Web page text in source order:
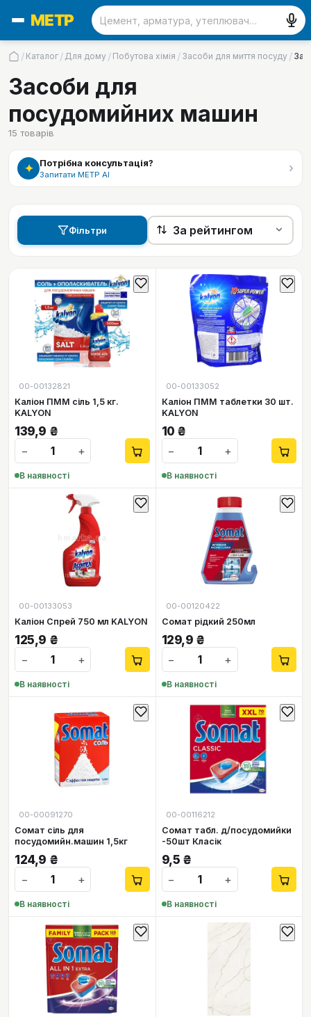
/ Каталог / Для дому / Побутова хімія / Засоби для миття посуду /
Засоби для
посудомийних машин
15 товарів
✦ Потрібна консультація?
Запитати МЕТР АІ ›
Фільтри
00-00132821
Каліон ПММ сіль 1,5 кг.
KALYON
139,9 ₴
−
+
В наявності
00-00133052
Каліон ПММ таблетки 30 шт.
KALYON
10 ₴
−
+
В наявності
00-00133053
Каліон Спрей 750 мл KALYON
125,9 ₴
−
+
В наявності
00-00120422
Сомат рідкий 250мл
129,9 ₴
−
+
В наявності
00-00091270
Сомат сіль для
посудомийн.машин 1,5кг
124,9 ₴
−
+
В наявності
00-00116212
Сомат табл. д/посудомийки
-50шт Класік
9,5 ₴
−
+
В наявності